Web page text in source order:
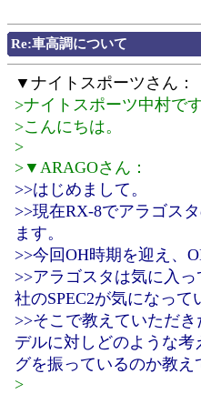
Re:車高調について
▼ナイトスポーツさん：
>ナイトスポーツ中村です
>こんにちは。
>
>▼ARAGOさん：
>>はじめまして。
>>現在RX-8でアラゴス
ます。
>>今回OH時期を迎え、
>>アラゴスタは気に入
社のSPEC2が気になって
>>そこで教えていただ
デルに対しどのような
グを振っているのか教
>